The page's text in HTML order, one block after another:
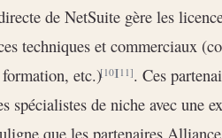
de NetSuite gère les
techniques et commerciaux
etc.)[10][11]. Ces
spécialistes de niche avec une
que les partenaires